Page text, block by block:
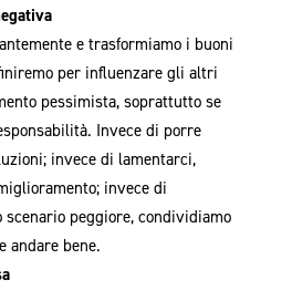
e trasformiamo i buoni
per influenzare gli altri
pessimista, soprattutto se
Invece di porre
invece di lamentarci,
invece di
peggiore, condividiamo
andare bene.